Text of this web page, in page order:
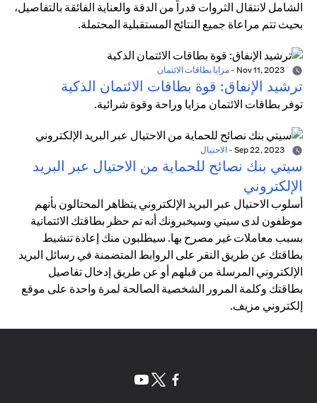
الشامل لانتقال الثروات قدراً من الدقة والعناية الفائقة بالتفاصيل،
بحيث تتم مراعاة جميع النتائج المستقبلية المحتملة.
- مزايا بطاقات الائتمان
ترشيد الإنفاق: قوة بطاقات الائتمان الذكية
توفر بطاقات الائتمان مزايا وراحة وقوة شرائية.
- الاحتيال
سيتي بنك نصائح للحماية من الاحتيال عبر البريد
الإلكتروني
أسلوب الاحتيال عبر البريد الإلكتروني يتظاهر المحتالون بأنهم
موظفون لدى سيتي وسيخبرونك أنه تم حظر بطاقتك الائتمانية
بسبب معاملات غير مصرح بها. سيطلبون منك إعادة تنشيط
بطاقتك عن طريق النقر على الروابط المتضمنة في رسائل البريد
الإلكتروني المرسلة من قبلهم أو عن طريق إدخال تفاصيل
بطاقتك وكلمة المرور الشخصية الصالحة لمرة واحدة على موقع
إلكتروني مزيف.